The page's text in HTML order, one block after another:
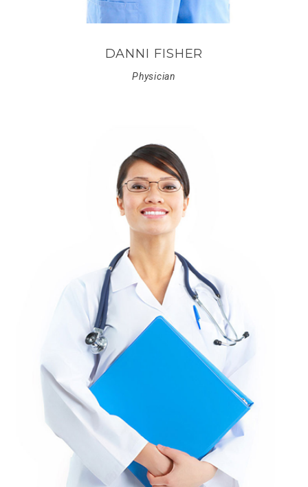
DANNI FISHER
Physician